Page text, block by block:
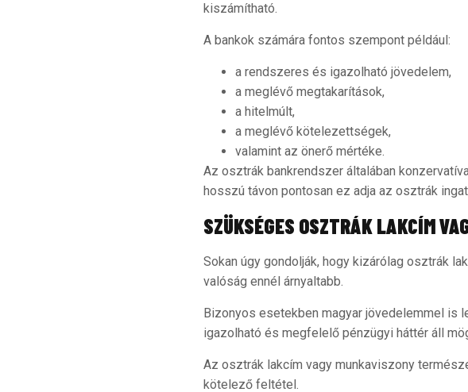
kiszámítható.
A bankok számára fontos szempont például:
a rendszeres és igazolható jövedelem,
a meglévő megtakarítások,
a hitelmúlt,
a meglévő kötelezettségek,
valamint az önerő mértéke.
Az osztrák bankrendszer általában
hosszú távon pontosan ez adja az osztrák
SZÜKSÉGES OSZTRÁK LAKCÍM
Sokan úgy gondolják, hogy kizárólag osztrák
valóság ennél árnyaltabb.
Bizonyos esetekben magyar jövedelemmel is
igazolható és megfelelő pénzügyi háttér áll
Az osztrák lakcím vagy munkaviszony
kötelező feltétel.